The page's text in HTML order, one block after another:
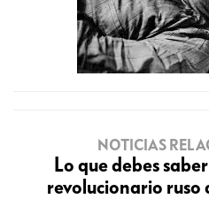
NOTICIAS
Lo que debes
revolucionario ruso